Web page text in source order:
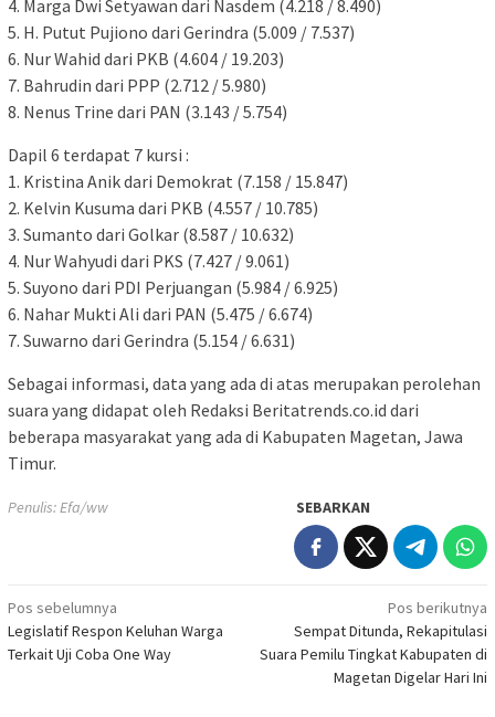
4. Marga Dwi Setyawan dari Nasdem (4.218 / 8.490)
5. H. Putut Pujiono dari Gerindra (5.009 / 7.537)
6. Nur Wahid dari PKB (4.604 / 19.203)
7. Bahrudin dari PPP (2.712 / 5.980)
8. Nenus Trine dari PAN (3.143 / 5.754)
Dapil 6 terdapat 7 kursi :
1. Kristina Anik dari Demokrat (7.158 / 15.847)
2. Kelvin Kusuma dari PKB (4.557 / 10.785)
3. Sumanto dari Golkar (8.587 / 10.632)
4. Nur Wahyudi dari PKS (7.427 / 9.061)
5. Suyono dari PDI Perjuangan (5.984 / 6.925)
6. Nahar Mukti Ali dari PAN (5.475 / 6.674)
7. Suwarno dari Gerindra (5.154 / 6.631)
Sebagai informasi, data yang ada di atas merupakan perolehan
suara yang didapat oleh Redaksi Beritatrends.co.id dari
beberapa masyarakat yang ada di Kabupaten Magetan, Jawa
Timur.
Penulis: Efa/ww SEBARKAN
Navigasi
pos
Pos sebelumnya
Legislatif Respon Keluhan Warga
Terkait Uji Coba One Way
Pos berikutnya
Sempat Ditunda, Rekapitulasi
Suara Pemilu Tingkat Kabupaten di
Magetan Digelar Hari Ini